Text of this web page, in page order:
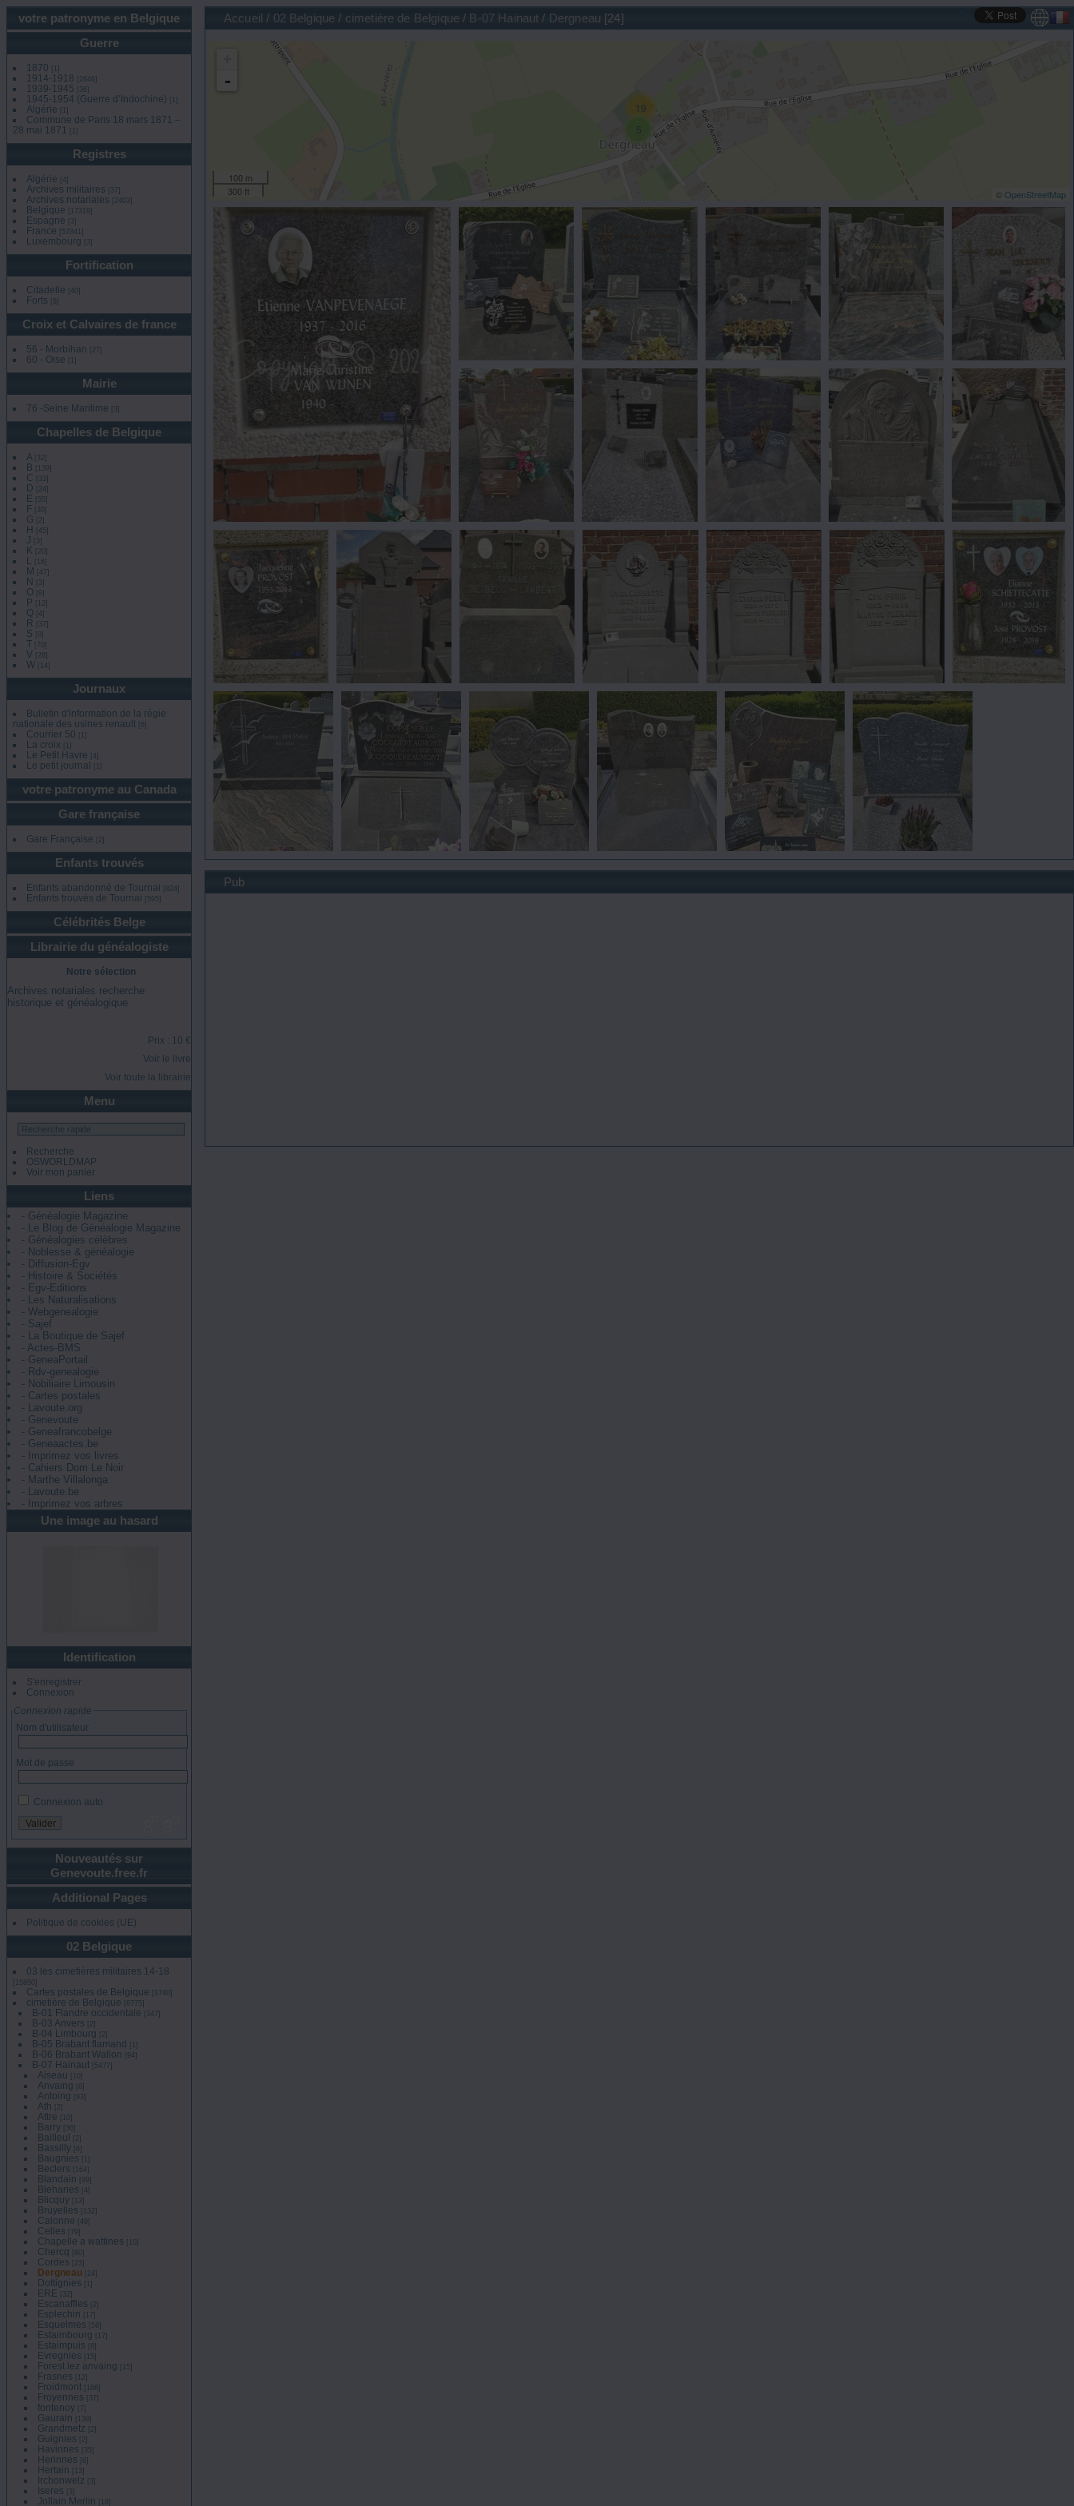
votre patronyme en Belgique
Guerre
1870 [1]
1914-1918 [2846]
1939-1945 [36]
1945-1954 (Guerre d’Indochine) [1]
Algérie [1]
Commune de Paris 18 mars 1871 –
28 mai 1871
[1]
Registres
Algérie [4]
Archives militaires [37]
Archives notariales [2403]
Belgique [17319]
Espagne [3]
France [57841]
Luxembourg [3]
Fortification
Citadelle [40]
Forts [8]
Croix et Calvaires de france
56 - Morbihan [27]
60 - Oise [1]
Mairie
76 -Seine Maritime [3]
Chapelles de Belgique
A [32]
B [139]
C [33]
D [24]
E [55]
F [30]
G [2]
H [45]
J [3]
K [20]
L [16]
M [47]
N [3]
O [9]
P [12]
Q [4]
R [37]
S [9]
T [70]
V [28]
W [14]
Journaux
Bulletin d'information de la régie
nationale des usines renault [6]
Courrier 50 [1]
La croix [1]
Le Petit Havre [4]
Le petit journal [1]
votre patronyme au Canada
Gare française
Gare Française [2]
Enfants trouvés
Enfants abandonné de Tournai [824]
Enfants trouvés de Tournai [595]
Célébrités Belge
Librairie du généalogiste
Notre sélection
Archives notariales recherche
historique et généalogique
Prix : 10 €
Voir le livre
Voir toute la librairie
Menu
Recherche
OSWORLDMAP
Voir mon panier
Liens
- Généalogie Magazine
- Le Blog de Généalogie Magazine
- Généalogies célèbres
- Noblesse & généalogie
- Diffusion-Egv
- Histoire & Sociétés
- Egv-Editions
- Les Naturalisations
- Webgenealogie
- Sajef
- La Boutique de Sajef
- Actes-BMS
- GeneaPortail
- Rdv-genealogie
- Nobiliaire Limousin
- Cartes postales
- Lavoute.org
- Genevoute
- Geneafrancobelge
- Geneaactes.be
- Imprimez vos livres
- Cahiers Dom Le Noir
- Marthe Villalonga
- Lavoute.be
- Imprimez vos arbres
Une image au hasard
Identification
S'enregistrer
Connexion
Connexion rapide
Nom d'utilisateur
Mot de passe
Connexion auto
Nouveautés sur
Genevoute.free.fr
Additional Pages
Politique de cookies (UE)
02 Belgique
03 les cimetières militaires 14-18
[15850]
Cartes postales de Belgique [1740]
cimetière de Belgique [6775]
B-01 Flandre occidentale [347]
B-03 Anvers [2]
B-04 Limbourg [2]
B-05 Brabant flamand [1]
B-06 Brabant Wallon [94]
B-07 Hainaut [5477]
Aiseau [10]
Anvaing [6]
Antoing [93]
Ath [2]
Attre [10]
Barry [36]
Bailleul [2]
Bassilly [6]
Baugnies [1]
Beclers [164]
Blandain [99]
Bleharies [4]
Blicquy [13]
Bruyelles [132]
Calonne [49]
Celles [79]
Chapelle a wattines [10]
Chercq [80]
Cordes [23]
Dergneau [24]
Dottignies [1]
ERE [32]
Escanaffles [2]
Esplechin [17]
Esquelmes [56]
Estaimbourg [17]
Estaimpuis [8]
Evregnies [15]
Forest lez anvaing [15]
Frasnes [12]
Froidmont [186]
Froyennes [37]
fontenoy [7]
Gaurain [139]
Grandmetz [2]
Guignies [2]
Havinnes [35]
Herinnes [6]
Hertain [13]
Irchonwelz [3]
Iseres [3]
Jollain Merlin [16]
Accueil / 02 Belgique / cimetière de Belgique / B-07 Hainaut / Dergneau 24
19
-
100 m
300 ft
© OpenStreetMap
vue 631 fois
10
vue 681 fois
11
vue 637 fois
12
vue 626 fois
13
vue 642 fois
14
vue 593 fois
15
vue 654 fois
16
vue 652 fois
17
vue 610 fois
18
vue 661 fois
19
vue 609 fois
2
vue 608 fois
20
vue 614 fois
21
22
23
vue 623 fois
24
vue 600 fois
4
vue 565 fois
5
vue 614 fois
6
vue 589 fois
7
vue 640 fois
8
vue 619 fois
9
vue 594 fois
Pub